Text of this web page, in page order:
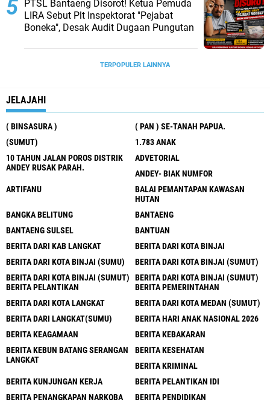
PTSL Bantaeng Disorot! Ketua Pemuda
LIRA Sebut Plt Inspektorat "Pejabat
Boneka", Desak Audit Dugaan Pungutan
TERPOPULER LAINNYA
JELAJAHI
( BINSASURA )
( PAN ) SE-TANAH PAPUA.
(SUMUT)
1.783 ANAK
10 TAHUN JALAN POROS DISTRIK
ANDEY RUSAK PARAH.
ADVETORIAL
ANDEY- BIAK NUMFOR
ARTIFANU
BALAI PEMANTAPAN KAWASAN
HUTAN
BANGKA BELITUNG
BANTAENG
BANTAENG SULSEL
BANTUAN
BERITA DARI KAB LANGKAT
BERITA DARI KOTA BINJAI
BERITA DARI KOTA BINJAI (SUMU)
BERITA DARI KOTA BINJAI (SUMUT)
BERITA DARI KOTA BINJAI (SUMUT)
BERITA PELANTIKAN
BERITA DARI KOTA BINJAI (SUMUT)
BERITA PEMERINTAHAN
BERITA DARI KOTA LANGKAT
BERITA DARI KOTA MEDAN (SUMUT)
BERITA DARI LANGKAT(SUMU)
BERITA HARI ANAK NASIONAL 2026
BERITA KEAGAMAAN
BERITA KEBAKARAN
BERITA KEBUN BATANG SERANGAN
LANGKAT
BERITA KESEHATAN
BERITA KRIMINAL
BERITA KUNJUNGAN KERJA
BERITA PELANTIKAN IDI
BERITA PENANGKAPAN NARKOBA
BERITA PENDIDIKAN